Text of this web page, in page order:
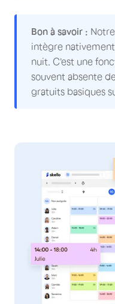
Bon à savoir :
intègre
nuit. C'est une
souvent absente
gratuits basiques